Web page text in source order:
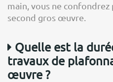
main, vous ne
second gros œuvre.
Quelle est la
travaux de
œuvre ?